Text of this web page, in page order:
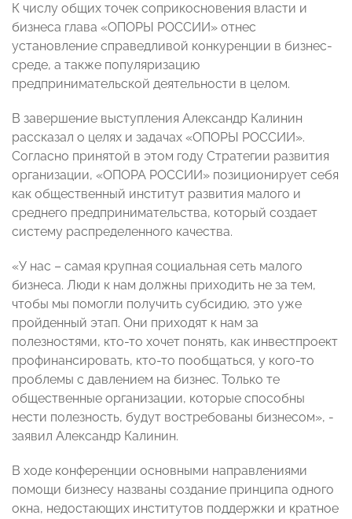
К числу общих точек соприкосновения власти и
бизнеса глава «ОПОРЫ РОССИИ» отнес
установление справедливой конкуренции в бизнес-
среде, а также популяризацию
предпринимательской деятельности в целом.
В завершение выступления Александр Калинин
рассказал о целях и задачах «ОПОРЫ РОССИИ».
Согласно принятой в этом году Стратегии развития
организации, «ОПОРА РОССИИ» позиционирует себя
как общественный институт развития малого и
среднего предпринимательства, который создает
систему распределенного качества.
«У нас – самая крупная социальная сеть малого
бизнеса. Люди к нам должны приходить не за тем,
чтобы мы помогли получить субсидию, это уже
пройденный этап. Они приходят к нам за
полезностями, кто-то хочет понять, как инвестпроект
профинансировать, кто-то пообщаться, у кого-то
проблемы с давлением на бизнес. Только те
общественные организации, которые способны
нести полезность, будут востребованы бизнесом», -
заявил Александр Калинин.
В ходе конференции основными направлениями
помощи бизнесу названы создание принципа одного
окна, недостающих институтов поддержки и кратное